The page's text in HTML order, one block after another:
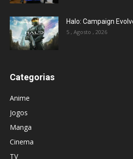
Halo: Campaign
5 , Agosto , 2026
Categorias
Anime
Jogos
Manga
Cinema
TV